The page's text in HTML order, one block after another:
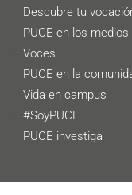
Descubre tu
PUCE en los medios
Voces
PUCE en la
Vida en campus
#SoyPUCE
PUCE investiga